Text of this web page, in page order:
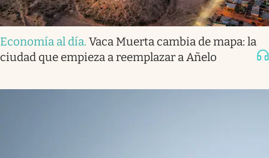
Economía al día. Vaca Muerta cambia de mapa: la
ciudad que empieza a reemplazar a Añelo